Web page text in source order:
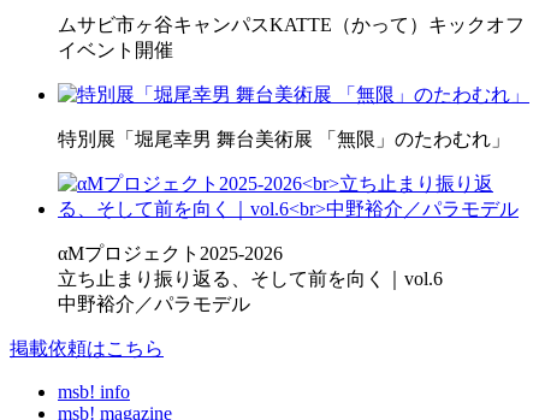
ムサビ市ヶ谷キャンパスKATTE（かって）キックオフ
イベント開催
特別展「堀尾幸男 舞台美術展 「無限」のたわむれ」
αMプロジェクト2025-2026
立ち止まり振り返る、そして前を向く｜vol.6
中野裕介／パラモデル
掲載依頼はこちら
msb! info
msb! magazine